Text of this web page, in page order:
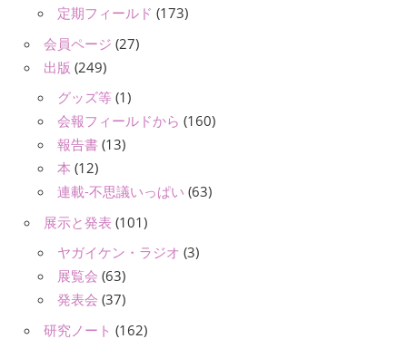
定期フィールド (173)
会員ページ (27)
出版 (249)
グッズ等 (1)
会報フィールドから (160)
報告書 (13)
本 (12)
連載-不思議いっぱい (63)
展示と発表 (101)
ヤガイケン・ラジオ (3)
展覧会 (63)
発表会 (37)
研究ノート (162)